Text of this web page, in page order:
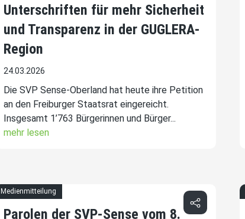
Unterschriften für mehr Sicherheit
und Transparenz in der GUGLERA-
Region
24.03.2026
Die SVP Sense-Oberland hat heute ihre Petition
an den Freiburger Staatsrat eingereicht.
Insgesamt 1’763 Bürgerinnen und Bürger...
mehr lesen
Medienmitteilung
Parolen der SVP-Sense vom 8.